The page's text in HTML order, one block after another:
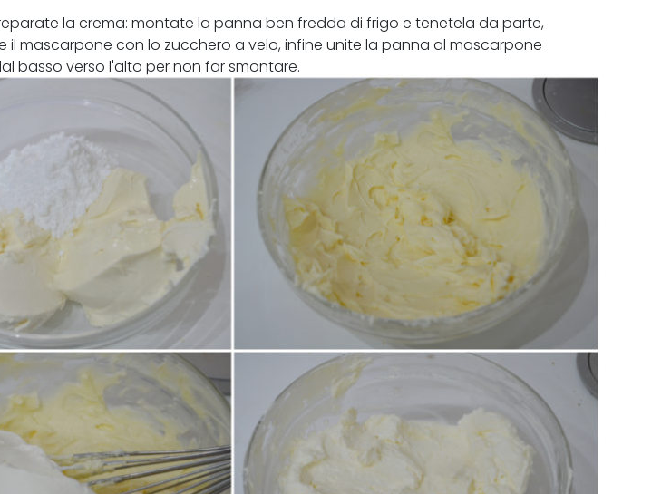
la crema: montate la panna ben fredda di frigo e tenetela da parte,
il mascarpone con lo zucchero a velo, infine unite la panna al mascarpone
basso verso l'alto per non far smontare.
in freezer.